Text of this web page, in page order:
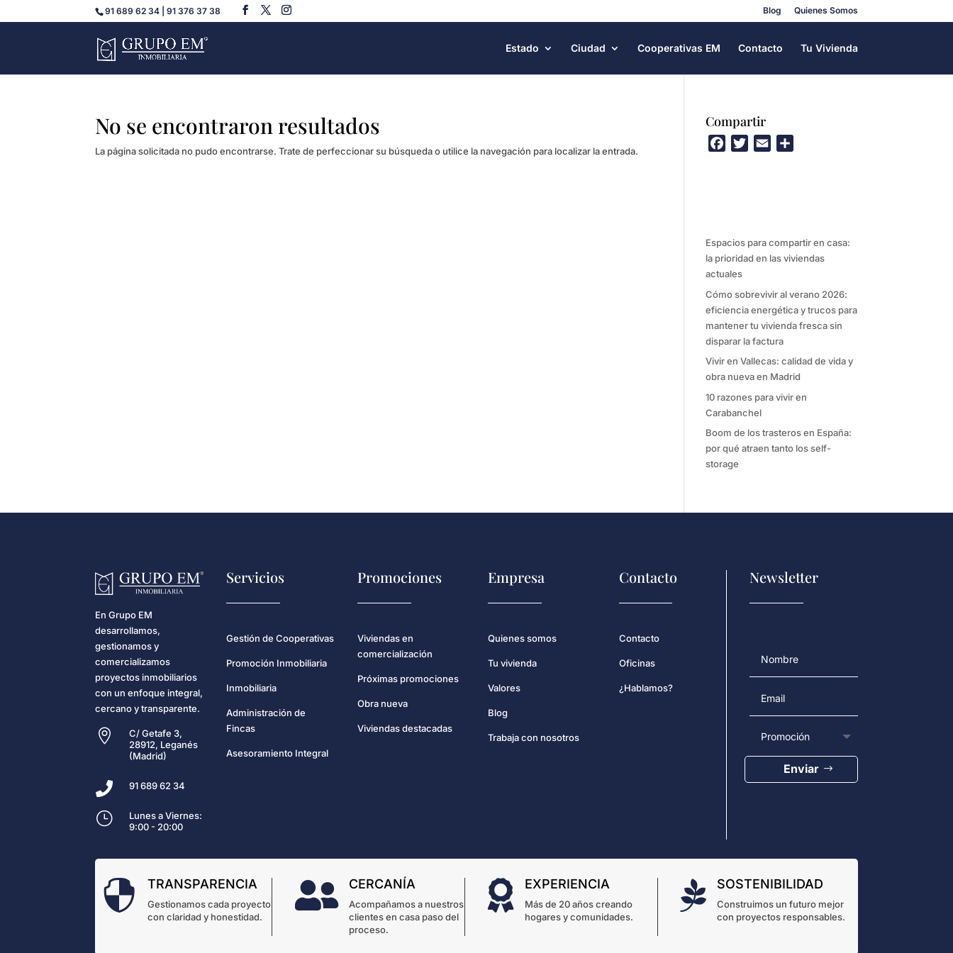
91 689 62 34 | 91 376 37 38 Blog Quienes Somos
Estado Ciudad Cooperativas EM Contacto Tu Vivienda
No se encontraron resultados
La página solicitada no pudo encontrarse. Trate de perfeccionar su búsqueda o utilice la navegación para localizar la entrada.
Compartir
o
k
r
t
i
Espacios para compartir en casa:
la prioridad en las viviendas
actuales
Cómo sobrevivir al verano 2026:
eficiencia energética y trucos para
mantener tu vivienda fresca sin
disparar la factura
Vivir en Vallecas: calidad de vida y
obra nueva en Madrid
10 razones para vivir en
Carabanchel
Boom de los trasteros en España:
por qué atraen tanto los self-
storage
En Grupo EM
desarrollamos,
gestionamos y
comercializamos
proyectos inmobiliarios
con un enfoque integral,
cercano y transparente.

C/ Getafe 3,
28912, Leganés
(Madrid)
 91 689 62 34
}
Lunes a Viernes:
9:00 - 20:00
Servicios
Gestión de Cooperativas
Promoción Inmobiliaria
Inmobiliaria
Administración de
Fincas
Asesoramiento Integral
Promociones
Viviendas en
comercialización
Próximas promociones
Obra nueva
Viviendas destacadas
Empresa
Quienes somos
Tu vivienda
Valores
Blog
Trabaja con nosotros
Contacto
Contacto
Oficinas
¿Hablamos?
Newsletter
Enviar
 TRANSPARENCIA
Gestionamos cada proyecto
con claridad y honestidad.
 CERCANÍA
Acompañamos a nuestros
clientes en casa paso del
proceso.
 EXPERIENCIA
Más de 20 años creando
hogares y comunidades.
 SOSTENIBILIDAD
Construimos un futuro mejor
con proyectos responsables.